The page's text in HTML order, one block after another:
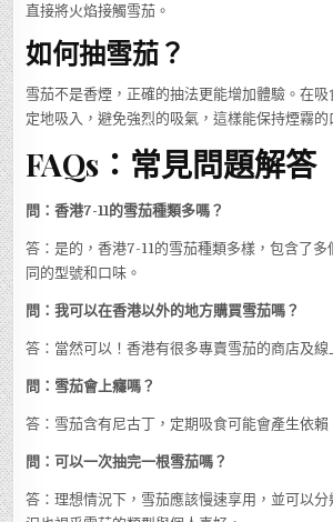
直接將火焰接觸雪茄。
如何抽雪茄？
雪茄不是香煙，正確的抽法更能增加體驗。在
定地吸入，避免強烈的吸氣，這樣能保持煙霧的
FAQs：常見問題解答
問：香港7-11的雪茄種類多嗎？
答：是的，香港7-11的雪茄種類多樣，包含了
同的型號和口味。
問：我可以在香港以外的地方購買雪茄嗎？
答：當然可以！香港有很多專賣雪茄的商店及線
問：雪茄會上癮嗎？
答：雪茄含有尼古丁，定期吸食可能會產生依賴
問：可以一次抽完一根雪茄嗎？
答：理想情況下，雪茄應該慢速享用，並可以